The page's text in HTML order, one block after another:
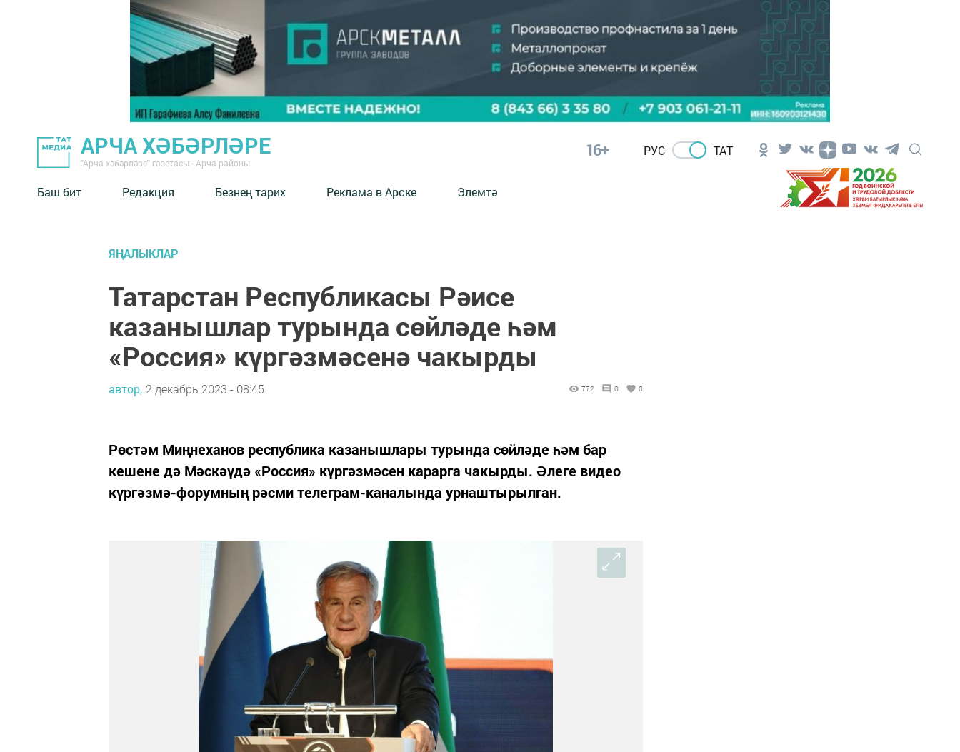
АРЧА ХӘБӘРЛӘРЕ
"Арча хәбәрләре" газетасы - Арча районы
16+ РУС ТАТ
Баш бит Редакция Безнең тарих Реклама в Арске Элемтә
ЯҢАЛЫКЛАР
Татарстан Республикасы Рәисе
казанышлар турында сөйләде һәм
«Россия» күргәзмәсенә чакырды
автор, 2 декабрь 2023 - 08:45 772 0 0
Рөстәм Миңнеханов республика казанышлары турында сөйләде һәм бар
кешене дә Мәскәүдә «Россия» күргәзмәсен карарга чакырды. Әлеге видео
күргәзмә-форумның рәсми телеграм-каналында урнаштырылган.